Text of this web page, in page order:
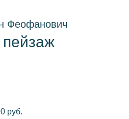
Феофанович
руб.